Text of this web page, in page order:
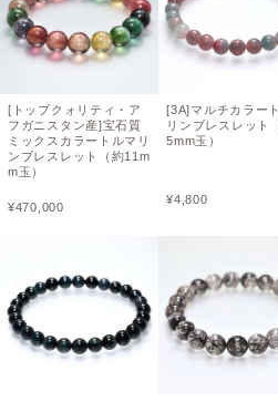
[トップクォリティ・ア
フガニスタン産]宝石質
ミックスカラートルマリ
ンブレスレット（約11m
m玉）
¥470,000
[3A]マルチカラー
リンブレスレット
5mm玉）
¥4,800